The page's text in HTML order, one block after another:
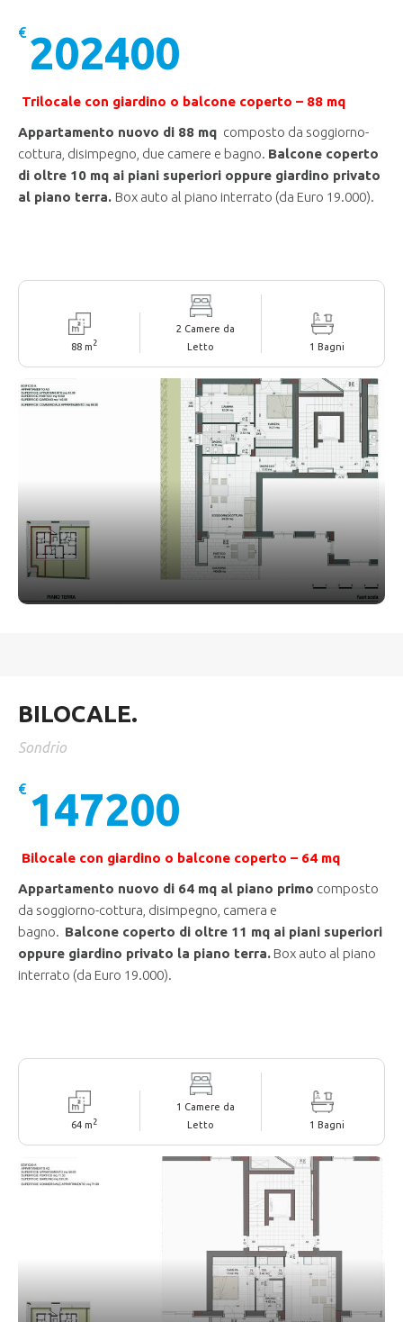
€ 202400
Trilocale con giardino o balcone coperto – 88 mq
Appartamento nuovo di 88 mq composto da soggiorno-
cottura, disimpegno, due camere e bagno. Balcone coperto
di oltre 10 mq ai piani superiori oppure giardino privato
al piano terra. Box auto al piano interrato (da Euro 19.000).
88 m 2
2 Camere da
Letto
1 Bagni
BILOCALE.
Sondrio
€ 147200
Bilocale con giardino o balcone coperto – 64 mq
Appartamento nuovo di 64 mq al piano primo composto
da soggiorno-cottura, disimpegno, camera e
bagno. Balcone coperto di oltre 11 mq ai piani superiori
oppure giardino privato la piano terra. Box auto al piano
interrato (da Euro 19.000).
64 m 2
1 Camere da
Letto
1 Bagni